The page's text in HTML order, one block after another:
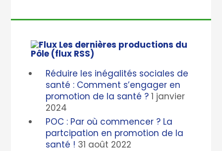
Les dernières productions du
Pôle (flux RSS)
Réduire les inégalités sociales de
santé : Comment s’engager en
promotion de la santé ? 1 janvier
2024
POC : Par où commencer ? La
partcipation en promotion de la
santé ! 31 août 2022